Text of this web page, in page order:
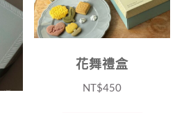
花舞禮盒
NT$450